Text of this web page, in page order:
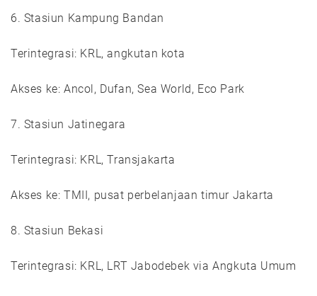
6. Stasiun Kampung Bandan
Terintegrasi: KRL, angkutan kota
Akses ke: Ancol, Dufan, Sea World, Eco Park
7. Stasiun Jatinegara
Terintegrasi: KRL, Transjakarta
Akses ke: TMII, pusat perbelanjaan timur Jakarta
8. Stasiun Bekasi
Terintegrasi: KRL, LRT Jabodebek via Angkuta Umum